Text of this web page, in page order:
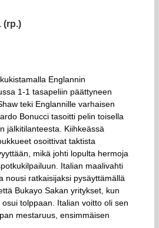
(rp.)
Englannin
1-1 tasapeliin päättyneen
teki Englannille varhaisen
Bonucci tasoitti pelin toisella
jälkitilanteesta. Kiihkeässä
osoittivat taktista
mikä johti lopulta hermoja
Italian maalivahti
nousi ratkaisijaksi pysäyttämällä
Bukayo Sakan yritykset, kun
tolppaan. Italian voitto oli sen
mestaruus, ensimmäisen